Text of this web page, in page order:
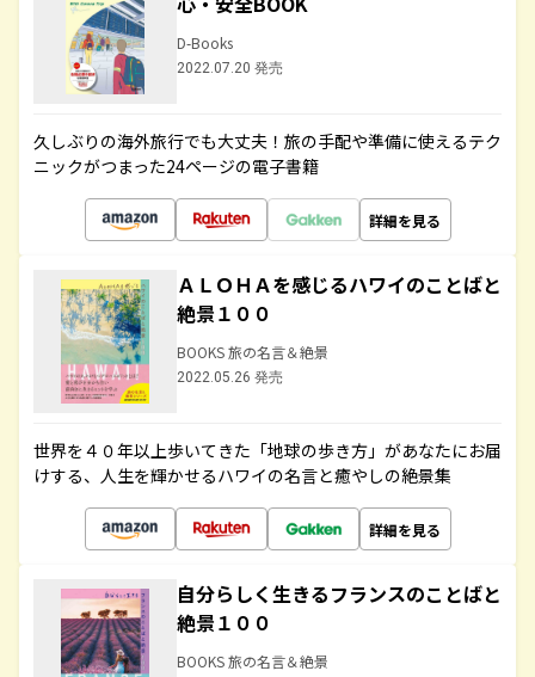
D-Books
2022.07.20 発売
久しぶりの海外旅行でも大丈夫！旅の手配や準備に使えるテク
ニックがつまった24ページの電子書籍
詳細を見る
ＡＬＯＨＡを感じるハワイのことばと
絶景１００
BOOKS 旅の名言＆絶景
2022.05.26 発売
世界を４０年以上歩いてきた「地球の歩き方」があなたにお届
けする、人生を輝かせるハワイの名言と癒やしの絶景集
詳細を見る
自分らしく生きるフランスのことばと
絶景１００
BOOKS 旅の名言＆絶景